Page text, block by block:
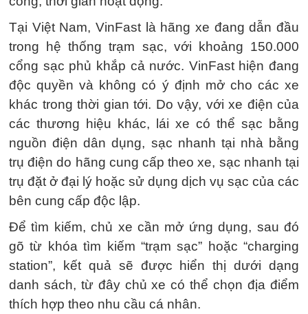
Tại Việt Nam, VinFast là hãng xe đang dẫn đầu
trong hệ thống trạm sạc, với khoảng 150.000
cổng sạc phủ khắp cả nước. VinFast hiện đang
độc quyền và không có ý định mở cho các xe
khác trong thời gian tới. Do vậy, với xe điện của
các thương hiệu khác, lái xe có thể sạc bằng
nguồn điện dân dụng, sạc nhanh tại nhà bằng
trụ điện do hãng cung cấp theo xe, sạc nhanh tại
trụ đặt ở đại lý hoặc sử dụng dịch vụ sạc của các
bên cung cấp độc lập.
Để tìm kiếm, chủ xe cần mở ứng dụng, sau đó
gõ từ khóa tìm kiếm “trạm sạc” hoặc “charging
station”, kết quả sẽ được hiển thị dưới dạng
danh sách, từ đây chủ xe có thể chọn địa điểm
thích hợp theo nhu cầu cá nhân.